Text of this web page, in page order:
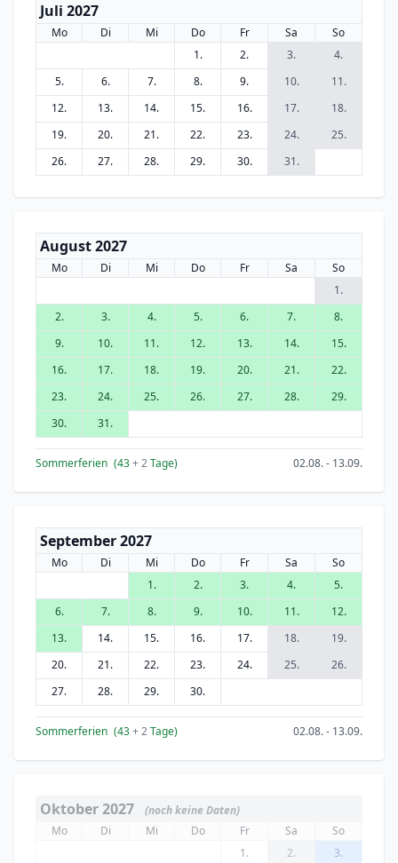
Juli 2027
Mo Di Mi Do Fr Sa
So
1.
2. 3.
4.
5.
6. 7. 8. 9. 10.
11.
12.
13. 14. 15. 16. 17.
18.
19.
20. 21. 22. 23. 24.
25.
26.
27. 28. 29. 30. 31.
August 2027
Mo Di Mi Do Fr Sa
So
1.
2.
3. 4. 5. 6. 7.
8.
9.
10. 11. 12. 13. 14.
15.
16.
17. 18. 19. 20. 21.
22.
23.
24. 25. 26. 27. 28.
29.
30.
31.
Sommerferien (43+ 2Tage) 02.08. - 13.09.
September 2027
Mo Di Mi Do Fr Sa
So
1.
2. 3. 4.
5.
6.
7. 8. 9. 10. 11.
12.
13.
14. 15. 16. 17. 18.
19.
20.
21. 22. 23. 24. 25.
26.
27.
28. 29. 30.
Sommerferien (43+ 2Tage) 02.08. - 13.09.
Oktober 2027
(noch keine Daten)
Mo
Di Mi Do Fr Sa
So
1.
2.
3.